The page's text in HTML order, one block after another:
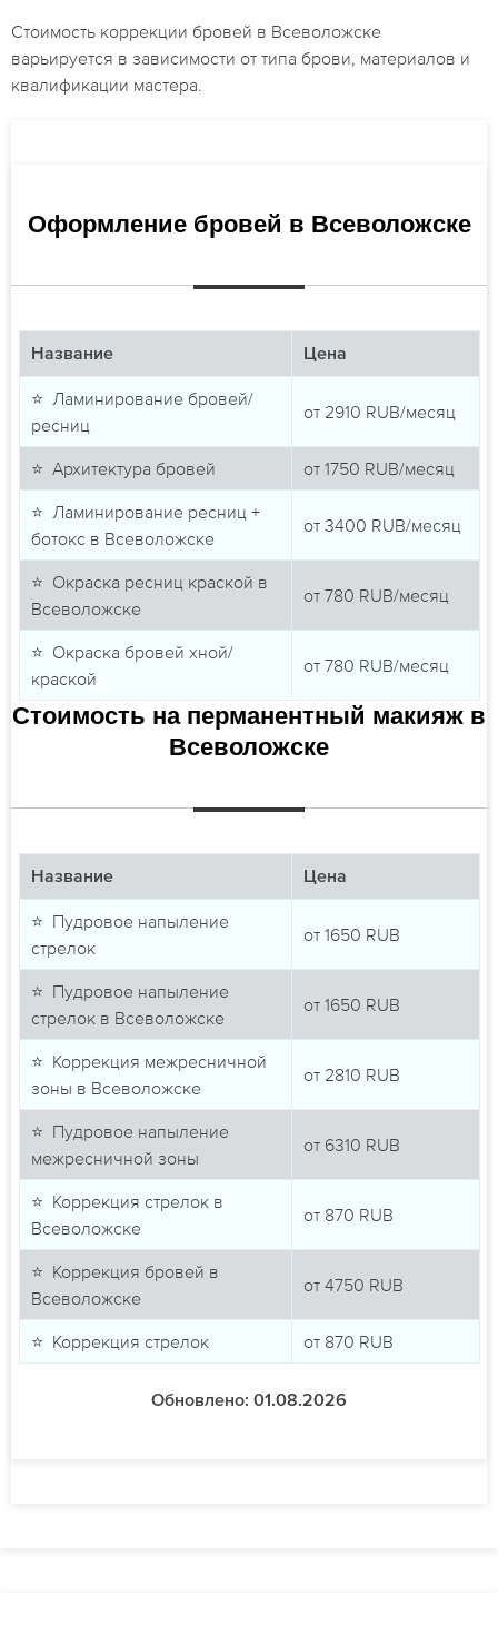
Стоимость коррекции бровей в Всеволожске
варьируется в зависимости от типа брови, материалов и
квалификации мастера.
Оформление бровей в Всеволожске
Название Цена
⭐ Ламинирование бровей/
ресниц
от 2910 RUB/месяц
⭐ Архитектура бровей от 1750 RUB/месяц
⭐ Ламинирование ресниц +
ботокс в Всеволожске
от 3400 RUB/месяц
⭐ Окраска ресниц краской в
Всеволожске
от 780 RUB/месяц
⭐ Окраска бровей хной/
краской
от 780 RUB/месяц
Стоимость на перманентный макияж в
Всеволожске
Название Цена
⭐ Пудровое напыление
стрелок
от 1650 RUB
⭐ Пудровое напыление
стрелок в Всеволожске
от 1650 RUB
⭐ Коррекция межресничной
зоны в Всеволожске
от 2810 RUB
⭐ Пудровое напыление
межресничной зоны
от 6310 RUB
⭐ Коррекция стрелок в
Всеволожске
от 870 RUB
⭐ Коррекция бровей в
Всеволожске
от 4750 RUB
⭐ Коррекция стрелок от 870 RUB
Обновлено: 01.08.2026